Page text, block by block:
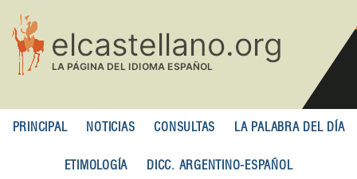
contenido
principal
PRINCIPAL NOTICIAS CONSULTAS LA PALABRA DEL DÍA
ETIMOLOGÍA DICC. ARGENTINO-ESPAÑOL